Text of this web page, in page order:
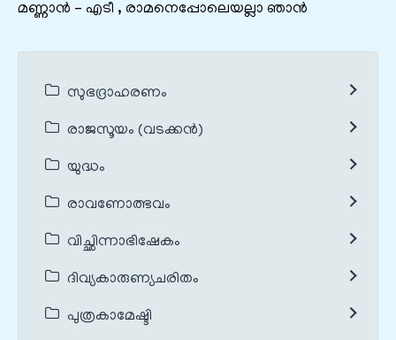
മണ്ണാന്‍ – എടീ , രാമനെപ്പോലെയല്ലാ ഞാന്‍
സുഭദ്രാഹരണം
രാജസൂയം (വടക്കൻ)
യുദ്ധം
രാവണോത്ഭവം
വിച്ഛിന്നാഭിഷേകം
ദിവ്യകാരുണ്യചരിതം
പുത്രകാമേഷ്ടി